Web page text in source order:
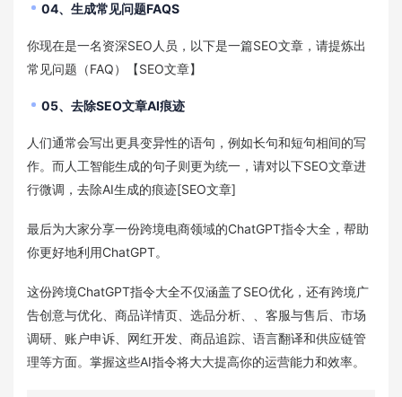
04、生成常见问题FAQS
你现在是一名资深SEO人员，以下是一篇SEO文章，请提炼出
常见问题（FAQ）【SEO文章】
05、去除SEO文章AI痕迹
人们通常会写出更具变异性的语句，例如长句和短句相间的写
作。而人工智能生成的句子则更为统一，请对以下SEO文章进
行微调，去除AI生成的痕迹[SEO文章]
最后为大家分享一份跨境电商领域的ChatGPT指令大全，帮助
你更好地利用ChatGPT。
这份跨境ChatGPT指令大全不仅涵盖了SEO优化，还有跨境广
告创意与优化、商品详情页、选品分析、、客服与售后、市场
调研、账户申诉、网红开发、商品追踪、语言翻译和供应链管
理等方面。掌握这些AI指令将大大提高你的运营能力和效率。